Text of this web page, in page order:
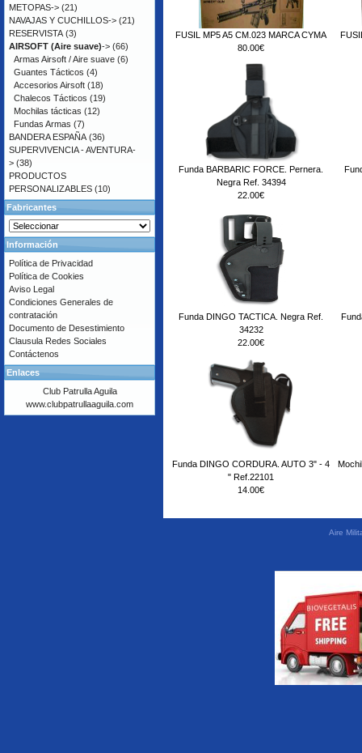
FUSIL MP5 A5 CM.023 MARCA CYMA
80.00€
Funda BARBARIC FORCE. Pernera.
Negra Ref. 34394
22.00€
Funda DINGO TACTICA. Negra Ref.
34232
22.00€
Funda DINGO CORDURA. AUTO 3" - 4
" Ref.22101
14.00€
METOPAS-> (21)
NAVAJAS Y CUCHILLOS-> (21)
RESERVISTA (3)
AIRSOFT (Aire suave)-> (66)
Armas Airsoft / Aire suave (6)
Guantes Tácticos (4)
Accesorios Airsoft (18)
Chalecos Tácticos (19)
Mochilas tácticas (12)
Fundas Armas (7)
BANDERA ESPAÑA (36)
SUPERVIVENCIA - AVENTURA-
> (38)
PRODUCTOS
PERSONALIZABLES (10)
Fabricantes
Información
Política de Privacidad
Política de Cookies
Aviso Legal
Condiciones Generales de
contratación
Documento de Desestimiento
Clausula Redes Sociales
Contáctenos
Enlaces
Club Patrulla Aguila
www.clubpatrullaaguila.com
Aire